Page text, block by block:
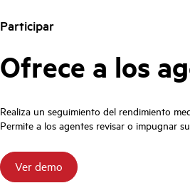
Participar
Ofrece a los
Realiza un seguimiento del rendimiento
Permite a los agentes revisar o impugnar
Ver demo